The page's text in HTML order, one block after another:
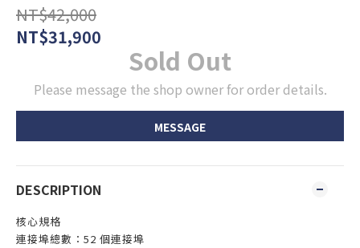
NT$42,000
NT$31,900
Sold Out
Please message the shop owner for order details.
MESSAGE
DESCRIPTION
核心規格
連接埠總數：52 個連接埠